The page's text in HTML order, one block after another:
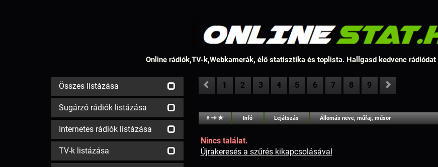
Online rádiók,TV-k,Webkamerák, élő statisztika és toplista. Hallgasd kedvenc
Összes listázása
Sugárzó rádiók listázása
Internetes rádiók listázása
TV-k listázása
1 2 3 4 5 6 7 8 9
# Infó Lejátszás Állomás neve, műfaj, műsor
Nincs találat.
Újrakeresés a szűrés kikapcsolásával